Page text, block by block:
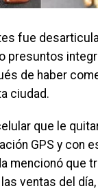
fue
presuntos
de haber
ciudad.
que le
GPS y con
mencionó que
ventas del